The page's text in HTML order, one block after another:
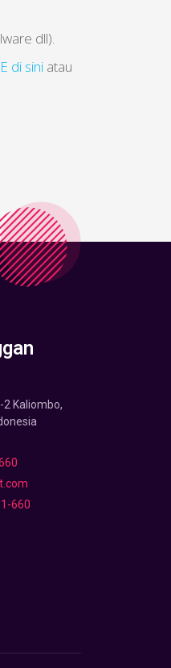
dll).
di sini atau
2 Kaliombo,
660